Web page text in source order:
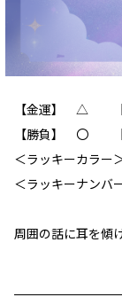
【金運】 △
【勝負】 〇
＜ラッキーカラ
＜ラッキーナン
周囲の話に耳を傾